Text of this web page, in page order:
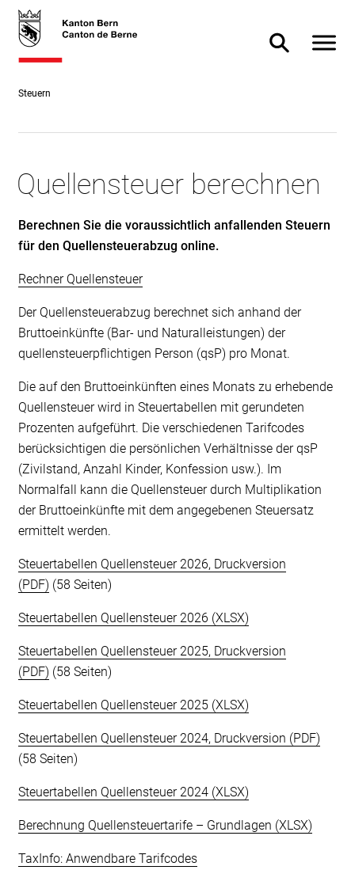
Direkt
zum
Inhalt
skiplink.toNavigation
skiplink.toStartPage
Direkt
Suche
Steuern
Suche ein-
Quellensteuer berechnen
Berechnen Sie die voraussichtlich anfallenden Steuern
für den Quellensteuerabzug online.
Rechner Quellensteuer
Der Quellensteuerabzug berechnet sich anhand der
Bruttoeinkünfte (Bar- und Naturalleistungen) der
quellensteuerpflichtigen Person (qsP) pro Monat.
Die auf den Bruttoeinkünften eines Monats zu erhebende
Quellensteuer wird in Steuertabellen mit gerundeten
Prozenten aufgeführt. Die verschiedenen Tarifcodes
berücksichtigen die persönlichen Verhältnisse der qsP
(Zivilstand, Anzahl Kinder, Konfession usw.). Im
Normalfall kann die Quellensteuer durch Multiplikation
der Bruttoeinkünfte mit dem angegebenen Steuersatz
ermittelt werden.
Steuertabellen Quellensteuer 2026, Druckversion
(58 Seiten)
Steuertabellen Quellensteuer 2026
Steuertabellen Quellensteuer 2025, Druckversion
(58 Seiten)
Steuertabellen Quellensteuer 2025
Steuertabellen Quellensteuer 2024, Druckversion
(58 Seiten)
Steuertabellen Quellensteuer 2024
Berechnung Quellensteuertarife – Grundlagen
TaxInfo: Anwendbare Tarifcodes